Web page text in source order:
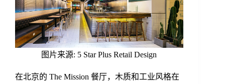
图片来源: 5 Star Plus Retail Design
在北京的 The Mission 餐厅，木质和工业风格在